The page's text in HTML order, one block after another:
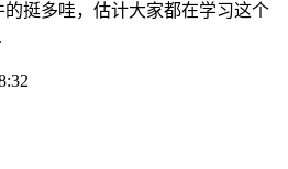
的挺多哇，估计大家都在学习这个